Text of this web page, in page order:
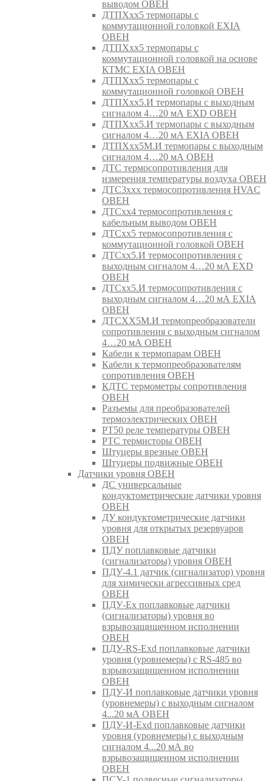
выводом ОВЕН
ДТПХхх5 термопары с
коммутационной головкой EXIA
ОВЕН
ДТПХхх5 термопары с
коммутационной головкой на основе
КТМС EXIA ОВЕН
ДТПХхх5 термопары с
коммутационной головкой ОВЕН
ДТПХхх5.И термопары с выходным
сигналом 4…20 мА EXD ОВЕН
ДТПХхх5.И термопары с выходным
сигналом 4…20 мА EXIA ОВЕН
ДТПХхх5М.И термопары с выходным
сигналом 4…20 мА ОВЕН
ДТС термосопротивления для
измерения температуры воздуха ОВЕН
ДТС3ххх термосопротивления HVAC
ОВЕН
ДТСхх4 термосопротивления с
кабельным выводом ОВЕН
ДТСхх5 термосопротивления с
коммутационной головкой ОВЕН
ДТСхх5.И термосопротивления с
выходным сигналом 4…20 мА EXD
ОВЕН
ДТСхх5.И термосопротивления с
выходным сигналом 4…20 мА EXIA
ОВЕН
ДТСХХ5М.И термопреобразователи
сопротивления с выходным сигналом
4…20 мА ОВЕН
Кабели к термопарам ОВЕН
Кабели к термопреобразователям
сопротивления ОВЕН
КДТС термометры сопротивления
ОВЕН
Разъемы для преобразователей
термоэлектрических ОВЕН
РТ50 реле температуры ОВЕН
РТС термисторы ОВЕН
Штуцеры врезные ОВЕН
Штуцеры подвижные ОВЕН
Датчики уровня ОВЕН
ДС универсальные
кондуктометрические датчики уровня
ОВЕН
ДУ кондуктометрические датчики
уровня для открытых резервуаров
ОВЕН
ПДУ поплавковые датчики
(сигнализаторы) уровня ОВЕН
ПДУ-4.1 датчик (сигнализатор) уровня
для химически агрессивных сред
ОВЕН
ПДУ-Ex поплавковые датчики
(сигнализаторы) уровня во
взрывозащищенном исполнении
ОВЕН
ПДУ-RS-Exd поплавковые датчики
уровня (уровнемеры) с RS-485 во
взрывозащищенном исполнении
ОВЕН
ПДУ-И поплавковые датчики уровня
(уровнемеры) с выходным сигналом
4...20 мА ОВЕН
ПДУ-И-Exd поплавковые датчики
уровня (уровнемеры) с выходным
сигналом 4...20 мА во
взрывозащищенном исполнении
ОВЕН